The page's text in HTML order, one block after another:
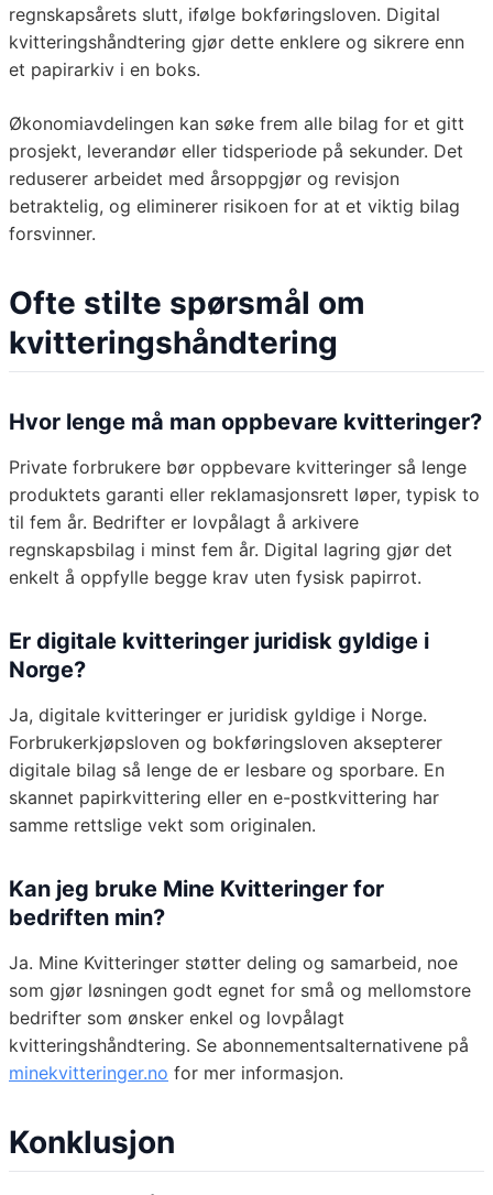
regnskapsårets slutt, ifølge bokføringsloven. Digital
kvitteringshåndtering gjør dette enklere og sikrere enn
et papirarkiv i en boks.
Økonomiavdelingen kan søke frem alle bilag for et gitt
prosjekt, leverandør eller tidsperiode på sekunder. Det
reduserer arbeidet med årsoppgjør og revisjon
betraktelig, og eliminerer risikoen for at et viktig bilag
forsvinner.
Ofte stilte spørsmål om
kvitteringshåndtering
Hvor lenge må man oppbevare kvitteringer?
Private forbrukere bør oppbevare kvitteringer så lenge
produktets garanti eller reklamasjonsrett løper, typisk to
til fem år. Bedrifter er lovpålagt å arkivere
regnskapsbilag i minst fem år. Digital lagring gjør det
enkelt å oppfylle begge krav uten fysisk papirrot.
Er digitale kvitteringer juridisk gyldige i
Norge?
Ja, digitale kvitteringer er juridisk gyldige i Norge.
Forbrukerkjøpsloven og bokføringsloven aksepterer
digitale bilag så lenge de er lesbare og sporbare. En
skannet papirkvittering eller en e-postkvittering har
samme rettslige vekt som originalen.
Kan jeg bruke Mine Kvitteringer for
bedriften min?
Ja. Mine Kvitteringer støtter deling og samarbeid, noe
som gjør løsningen godt egnet for små og mellomstore
bedrifter som ønsker enkel og lovpålagt
kvitteringshåndtering. Se abonnementsalternativene på
minekvitteringer.no for mer informasjon.
Konklusjon